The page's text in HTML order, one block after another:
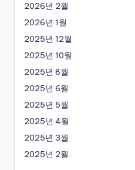
2026년 2월
2026년 1월
2025년 12월
2025년 10월
2025년 8월
2025년 6월
2025년 5월
2025년 4월
2025년 3월
2025년 2월